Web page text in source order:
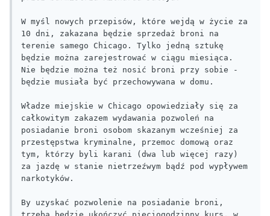
W myśl nowych przepisów, które wejdą w życie za
10 dni, zakazana będzie sprzedaż broni na
terenie samego Chicago. Tylko jedną sztukę
będzie można zarejestrować w ciągu miesiąca.
Nie będzie można też nosić broni przy sobie -
będzie musiała być przechowywana w domu.
Władze miejskie w Chicago opowiedziały się za
całkowitym zakazem wydawania pozwoleń na
posiadanie broni osobom skazanym wcześniej za
przestępstwa kryminalne, przemoc domową oraz
tym, którzy byli karani (dwa lub więcej razy)
za jazdę w stanie nietrzeźwym bądź pod wypływem
narkotyków.
By uzyskać pozwolenie na posiadanie broni,